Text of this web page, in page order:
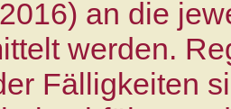
an die
werden.
Fälligkeiten